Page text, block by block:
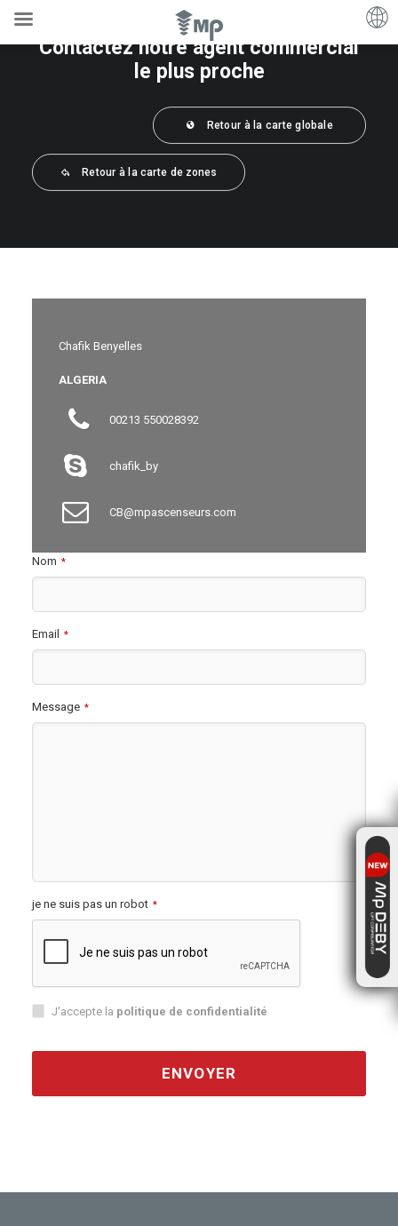
Contactez notre agent commercial
le plus proche
Retour à la carte globale
Retour à la carte de zones
Chafik Benyelles
ALGERIA
00213 550028392
chafik_by
CB@mpascenseurs.com
Nom *
Email *
Message *
je ne suis pas un robot *
J'accepte la politique de confidentialité
ENVOYER